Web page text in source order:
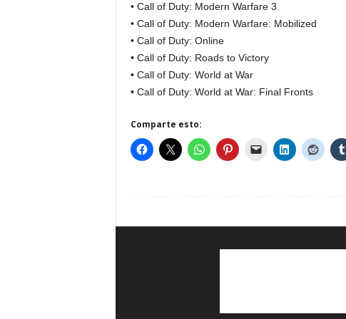
• Call of Duty: Modern Warfare 3
• Call of Duty: Modern Warfare: Mobilized
• Call of Duty: Online
• Call of Duty: Roads to Victory
• Call of Duty: World at War
• Call of Duty: World at War: Final Fronts
Comparte esto: